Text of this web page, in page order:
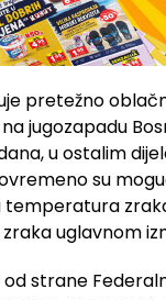
pretežno
jugozapadu
u ostalim
su
uglavnom
od strane